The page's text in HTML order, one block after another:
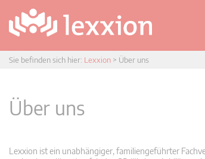
Sie befinden sich hier: Lexxion > Über uns
Über uns
Lexxion ist ein unabhängiger, familiengeführter